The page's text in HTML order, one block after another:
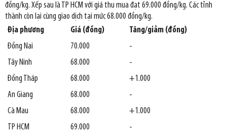
đồng/kg. Xếp sau là TP HCM với giá thu mua đạt 69.000 đồng/kg. Các tỉnh
thành còn lại cùng giao dịch tại mức 68.000 đồng/kg.
Địa phương
Giá (đồng)
Tăng/giảm (đồng)
Đồng Nai
70.000
-
Tây Ninh
68.000
-
Đồng Tháp
68.000
+1.000
An Giang
68.000
-
Cà Mau
68.000
+1.000
TP HCM
69.000
-